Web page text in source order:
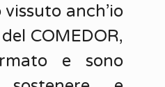
anch’io
COMEDOR,
e sono